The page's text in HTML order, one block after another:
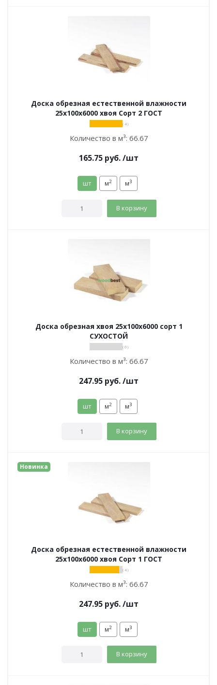
Доска обрезная естественной влажности
25х100х6000 хвоя Сорт 2 ГОСТ
( 4 )
Количество в м³: 66.67
165.75 руб./шт
шт м2 м3
В корзину
Доска обрезная хвоя 25х100х6000 сорт 1
СУХОСТОЙ
( 0 )
Количество в м³: 66.67
247.95 руб./шт
шт м2 м3
В корзину
Новинка
Доска обрезная естественной влажности
25х100х6000 хвоя Сорт 1 ГОСТ
( 4 )
Количество в м³: 66.67
247.95 руб./шт
шт м2 м3
В корзину